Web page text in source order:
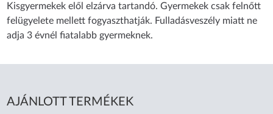
Kisgyermekek elől elzárva tartandó. Gyermekek csak felnőtt
felügyelete mellett fogyaszthatják. Fulladásveszély miatt ne
adja 3 évnél fiatalabb gyermeknek.
AJÁNLOTT TERMÉKEK